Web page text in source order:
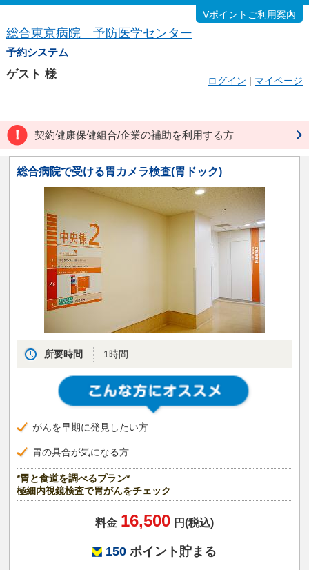
総合東京病院 予防医学センター
予約システム
Vポイントご利用案内
ゲスト 様 ログイン | マイページ
契約健康保健組合/企業の補助を利用する方
総合病院で受ける胃カメラ検査(胃ドック)
所要時間 1時間
がんを早期に発見したい方
胃の具合が気になる方
*胃と食道を調べるプラン*
極細内視鏡検査で胃がんをチェック
料金 16,500 円(税込)
150ポイント貯まる